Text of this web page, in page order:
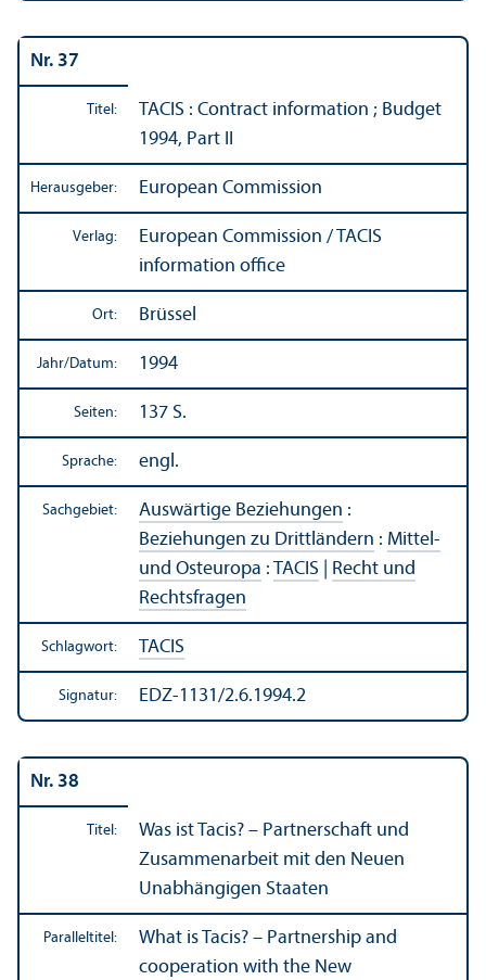
Nr. 37
Titel:
TACIS : Contract information ; Budget
1994, Part II
Herausgeber: European Commission
Verlag:
European Commission / TACIS
information office
Ort: Brüssel
Jahr/Datum: 1994
Seiten: 137 S.
Sprache: engl.
Sachgebiet: Auswärtige Beziehungen :
Beziehungen zu Drittländern : Mittel-
und Osteuropa : TACIS
Recht und
Rechts­fragen
Schlagwort: TACIS
Signatur: EDZ-1131/2.6.1994.2
Nr. 38
Titel:
Was ist Tacis? – Partner­schaft und
Zusammenarbeit mit den Neuen
Unabhängigen Staaten
Paralleltitel:
What is Tacis? – Partner­ship and
cooperation with the New